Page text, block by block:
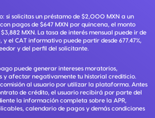
si solicitas un préstamo de $2,000 MXN a un
pagos de $647 MXN por quincena, el monto
MXN. La tasa de interés mensual puede ir de
y el CAT informativo puede partir desde 677.47%,
y del perfil del solicitante.
puede generar intereses moratorios,
y afectar negativamente tu historial crediticio.
al usuario por utilizar la plataforma. Antes
de crédito, el usuario recibirá por parte del
la información completa sobre la APR,
calendario de pagos y demás condiciones